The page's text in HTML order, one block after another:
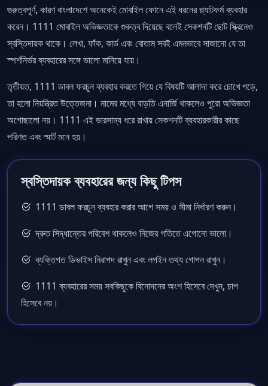
গুরুত্বপূর্ণ, কারণ বাংলাদেশে অনেকেই মোবাইল ফোনে এই ধরনের প্ল্যাটফর্ম ব্যবহার
করেন। 1111 মোবাইল অভিজ্ঞতাকে গুরুত্ব দিয়েছে বলেই সেকশনটি ছোট স্ক্রিনেও
স্বস্তিদায়ক থাকে। লেখা, ফাঁক, কার্ড এবং বোতাম সবই এমনভাবে সাজানো যে তা
স্পর্শনির্ভর ব্যবহারের সঙ্গে ভালো মানিয়ে যায়।
তৃতীয়ত, 1111 ডাবল ফরচুন ব্যবহার করতে গিয়ে যে বিষয়টি আলাদা করে চোখে পড়ে,
তা হলো নিয়ন্ত্রিত উত্তেজনা। নামের মধ্যে বাড়তি এনার্জি থাকলেও পুরো অভিজ্ঞতা
অগোছালো নয়। 1111 এই ভারসাম্য ধরে রাখায় সেকশনটি ব্যবহারকারীর কাছে
পরিণত এবং স্মার্ট মনে হয়।
স্বস্তিদায়ক ব্যবহারের জন্য কিছু টিপস
1111 ডাবল ফরচুন ব্যবহার করার আগে সময় ও সীমা নির্ধারণ করুন।
দ্রুত সিদ্ধান্তের পরিবেশ থাকলেও নিজের গতিতে এগোনো ভালো।
ব্যক্তিগত ডিভাইস নিরাপদ রাখুন এবং লগইন তথ্য গোপন রাখুন।
1111 ব্যবহারের সময় সবকিছুকে বিনোদনের অংশ হিসেবে দেখুন, চাপ
হিসেবে নয়।